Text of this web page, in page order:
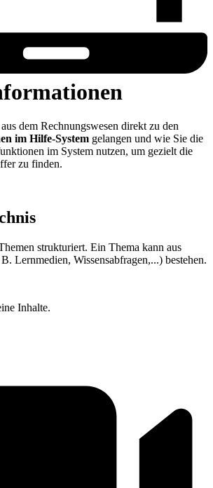
dem Rechnungswesen direkt zu den
im Hilfe-System gelangen und wie Sie die
im System nutzen, um gezielt die
zu finden.
strukturiert. Ein Thema kann aus
Lernmedien, Wissensabfragen,...) bestehen.
Inhalte.